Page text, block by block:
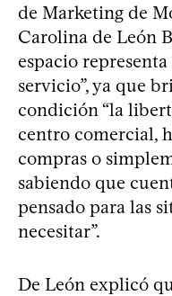
de Marketing de
Carolina de León
espacio
servicio”, ya que
condición “la
centro comercial,
compras o
sabiendo que
pensado para las
necesitar”.
De León explicó